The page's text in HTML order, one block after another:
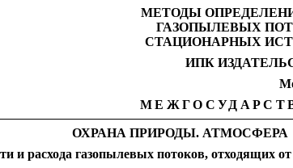
МЕТОДЫ
ГАЗОПЫЛЕВЫХ
СТАЦИОНАРНЫХ
ИПК
ОХРАНА ПРИРОДЫ. АТМОСФЕРА
и расхода газопылевых потоков, отходящих